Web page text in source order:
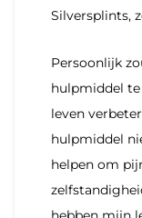
Silversplints,
Persoonlijk
hulpmiddel
leven
hulpmiddel
helpen om